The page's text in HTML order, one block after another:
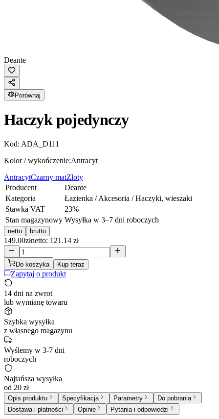
Deante
Porównaj
Haczyk pojedynczy
Kod: ADA_D111
Kolor / wykończenie:Antracyt
AntracytCzarny matZłoty
Producent
Deante
Kategoria
Łazienka / Akcesoria / Haczyki, wieszaki
Stawka VAT
23%
Stan magazynowy Wysyłka w 3–7 dni roboczych
netto brutto
149.00złnetto: 121.14 zł
Do koszyka Kup teraz
Zapytaj o produkt
14 dni na zwrot
lub wymianę towaru
Szybka wysyłka
z własnego magazynu
Wyślemy w 3-7 dni
roboczych
Najtańsza wysyłka
od 20 zł
Opis produktu Specyfikacja Parametry
Do pobrania
Dostawa i płatności
Opinie Pytania i odpowiedzi